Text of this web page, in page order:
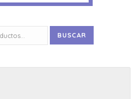
BUSCAR